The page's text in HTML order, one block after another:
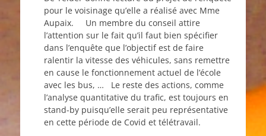
pour le voisinage qu’elle a réalisé avec Mme
Aupaix. Un membre du conseil attire
l’attention sur le fait qu’il faut bien spécifier
dans l’enquête que l’objectif est de faire
ralentir la vitesse des véhicules, sans remettre
en cause le fonctionnement actuel de l’école
avec les bus, … Le reste des actions, comme
l’analyse quantitative du trafic, est toujours en
stand-by puisqu’elle serait peu représentative
en cette période de Covid et télétravail.